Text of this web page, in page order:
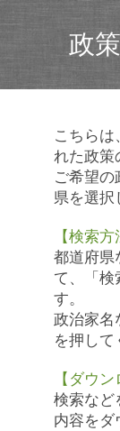
政
こちらは
れた政策
ご希望
県を選択
【検索方
都道府県
て、「検
す。
政治家名
を押して
【ダウン
検索など
内容をダ